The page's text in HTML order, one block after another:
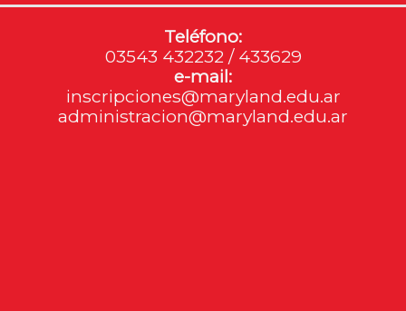
Teléfono:
03543 432232 / 433629
e-mail:
inscripciones@maryland.edu.ar
administracion@maryland.edu.ar